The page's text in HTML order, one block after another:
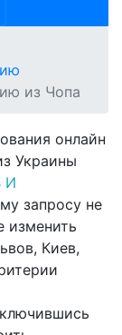
из Чопа
онлайн
Украины
И
запросу не
изменить
Киев,